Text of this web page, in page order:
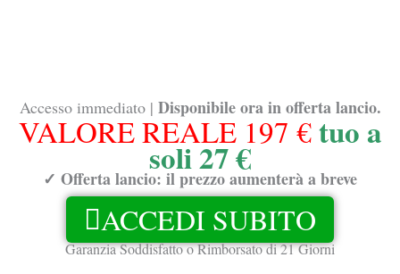
Accesso immediato | Disponibile ora in offerta lancio.
VALORE REALE 197 €tuo a
soli 27 €
✓ Offerta lancio: il prezzo aumenterà a breve
ACCEDI SUBITO
Garanzia Soddisfatto o Rimborsato di 21 Giorni